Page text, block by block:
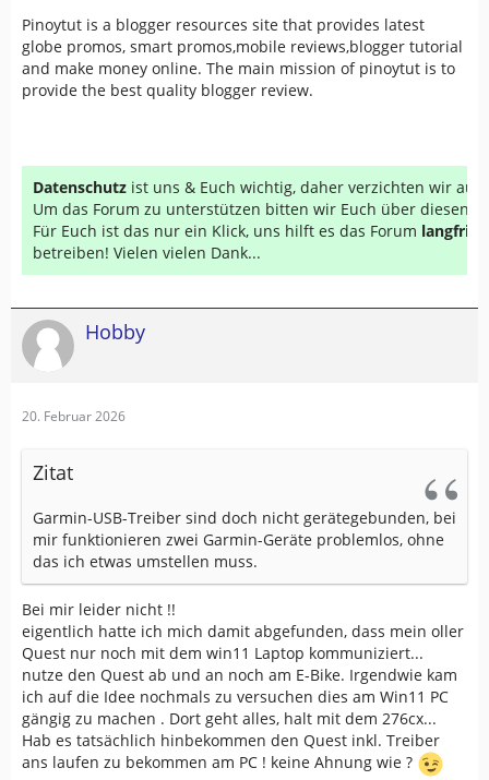
Pinoytut is a blogger resources site that provides latest
globe promos, smart promos,mobile reviews,blogger tutorial
and make money online. The main mission of pinoytut is to
provide the best quality blogger review.
Datenschutz ist uns & Euch wichtig, daher verzichten wir auf
Um das Forum zu unterstützen bitten wir Euch über diesen
Für Euch ist das nur ein Klick, uns hilft es das Forum
betreiben! Vielen vielen Dank...
Hobby
20. Februar 2026
Zitat
Garmin-USB-Treiber sind doch nicht gerätegebunden, bei
mir funktionieren zwei Garmin-Geräte problemlos, ohne
das ich etwas umstellen muss.
Bei mir leider nicht !!
eigentlich hatte ich mich damit abgefunden, dass mein oller
Quest nur noch mit dem win11 Laptop kommuniziert...
nutze den Quest ab und an noch am E-Bike. Irgendwie kam
ich auf die Idee nochmals zu versuchen dies am Win11 PC
gängig zu machen . Dort geht alles, halt mit dem 276cx...
Hab es tatsächlich hinbekommen den Quest inkl. Treiber
ans laufen zu bekommen am PC ! keine Ahnung wie ?